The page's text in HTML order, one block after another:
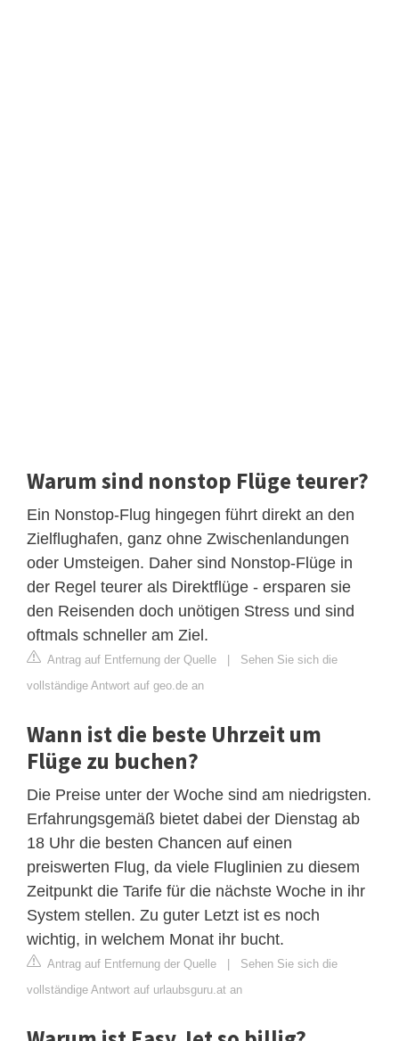
Warum sind nonstop Flüge teurer?
Ein Nonstop-Flug hingegen führt direkt an den
Zielflughafen, ganz ohne Zwischenlandungen
oder Umsteigen. Daher sind Nonstop-Flüge in
der Regel teurer als Direktflüge - ersparen sie
den Reisenden doch unötigen Stress und sind
oftmals schneller am Ziel.
Antrag auf Entfernung der Quelle | Sehen Sie sich die
vollständige Antwort auf geo.de an
Wann ist die beste Uhrzeit um
Flüge zu buchen?
Die Preise unter der Woche sind am niedrigsten.
Erfahrungsgemäß bietet dabei der Dienstag ab
18 Uhr die besten Chancen auf einen
preiswerten Flug, da viele Fluglinien zu diesem
Zeitpunkt die Tarife für die nächste Woche in ihr
System stellen. Zu guter Letzt ist es noch
wichtig, in welchem Monat ihr bucht.
Antrag auf Entfernung der Quelle | Sehen Sie sich die
vollständige Antwort auf urlaubsguru.at an